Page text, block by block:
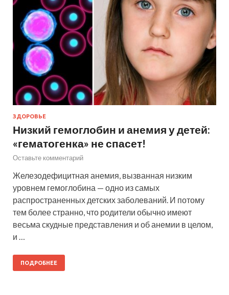
ЗДОРОВЬЕ
Низкий гемоглобин и анемия у детей:
«гематогенка» не спасет!
Оставьте комментарий
Железодефицитная анемия, вызванная низким
уровнем гемоглобина — одно из самых
распространенных детских заболеваний. И потому
тем более странно, что родители обычно имеют
весьма скудные представления и об анемии в целом,
и …
ПОДРОБНЕЕ